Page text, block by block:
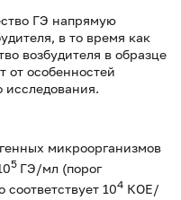
ГЭ напрямую
в то время как
возбудителя в образце
от особенностей
исследования.
микроорганизмов
5 ГЭ/мл (порог
104 КОЕ/